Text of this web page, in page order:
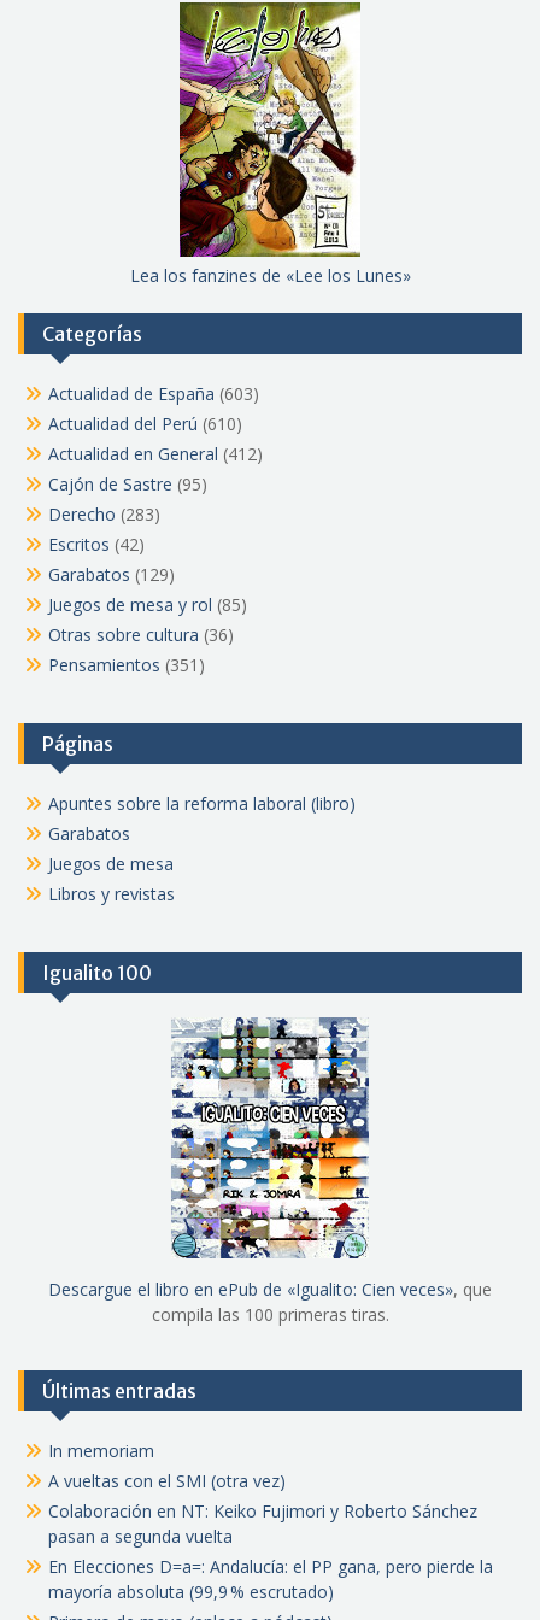
Lea los fanzines de «Lee los Lunes»
Categorías
Actualidad de España (603)
Actualidad del Perú (610)
Actualidad en General (412)
Cajón de Sastre (95)
Derecho (283)
Escritos (42)
Garabatos (129)
Juegos de mesa y rol (85)
Otras sobre cultura (36)
Pensamientos (351)
Páginas
Apuntes sobre la reforma laboral (libro)
Garabatos
Juegos de mesa
Libros y revistas
Igualito 100
Descargue el libro en ePub de «Igualito: Cien veces», que
compila las 100 primeras tiras.
Últimas entradas
In memoriam
A vueltas con el SMI (otra vez)
Colaboración en NT: Keiko Fujimori y Roberto Sánchez
pasan a segunda vuelta
En Elecciones D=a=: Andalucía: el PP gana, pero pierde la
mayoría absoluta (99,9 % escrutado)